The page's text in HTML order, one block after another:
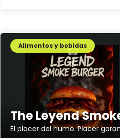
Alimentos y bebidas